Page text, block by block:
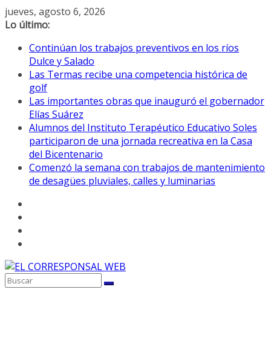
Saltar
al
jueves, agosto 6, 2026
Lo último:
Continúan los trabajos preventivos en los ríos
Dulce y Salado
Las Termas recibe una competencia histórica de
golf
Las importantes obras que inauguró el gobernador
Elías Suárez
Alumnos del Instituto Terapéutico Educativo Soles
participaron de una jornada recreativa en la Casa
del Bicentenario
Comenzó la semana con trabajos de mantenimiento
de desagües pluviales, calles y luminarias